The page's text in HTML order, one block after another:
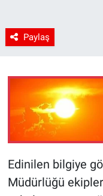
Paylaş
Edinilen bilgiye
Müdürlüğü